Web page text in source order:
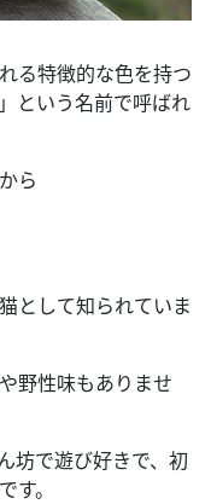
る特徴的な色を持つ
という名前で呼ばれ
ら
として知られていま
野性味もありませ
坊で遊び好きで、初
す。